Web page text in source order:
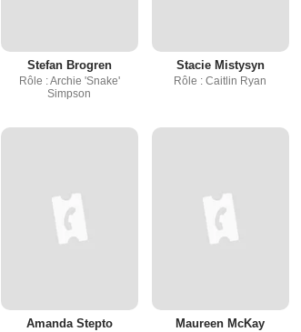
Stefan Brogren
Rôle : Archie 'Snake'
Simpson
Stacie Mistysyn
Rôle : Caitlin Ryan
Amanda Stepto Maureen McKay